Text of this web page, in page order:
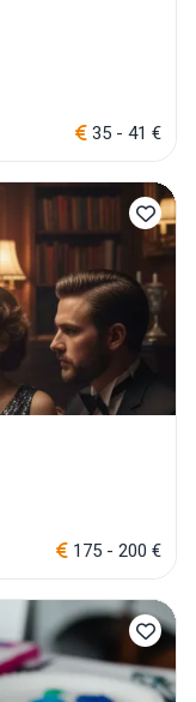
35 - 41 €
175 - 200 €